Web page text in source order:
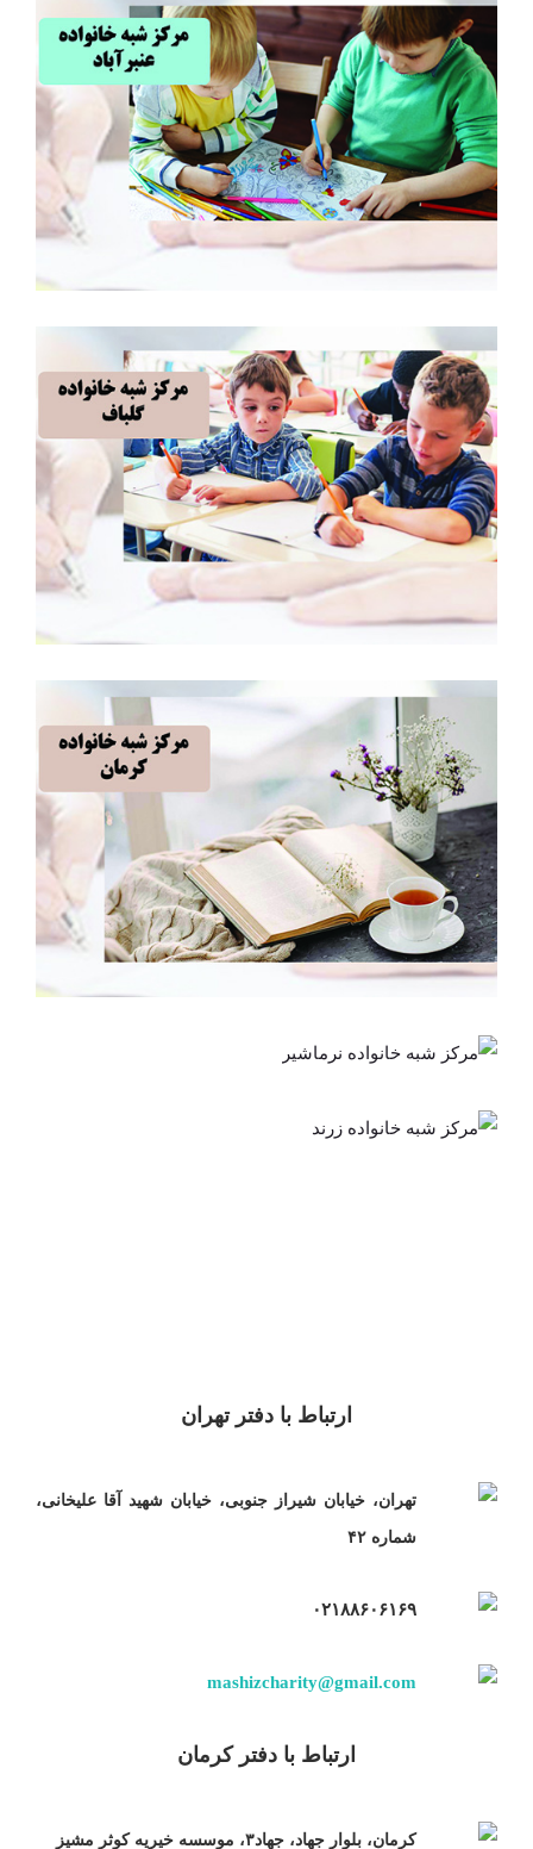
مرکز شبه خانواده عنبرآباد
مرکز شبه خانواده گلباف
مرکز شبه خانواده کرمان
خانواده
خانواده
ارتباط با دفتر تهران
تهران، خیابان شیراز جنوبی، خیابان شهید آقا علیخانی،
شماره ۴۲
۰۲۱۸۸۶۰۶۱۶۹
mashizcharity@gmail.com
ارتباط با دفتر کرمان
کرمان، بلوار جهاد، جهاد۳، موسسه خیریه کوثر مشیز